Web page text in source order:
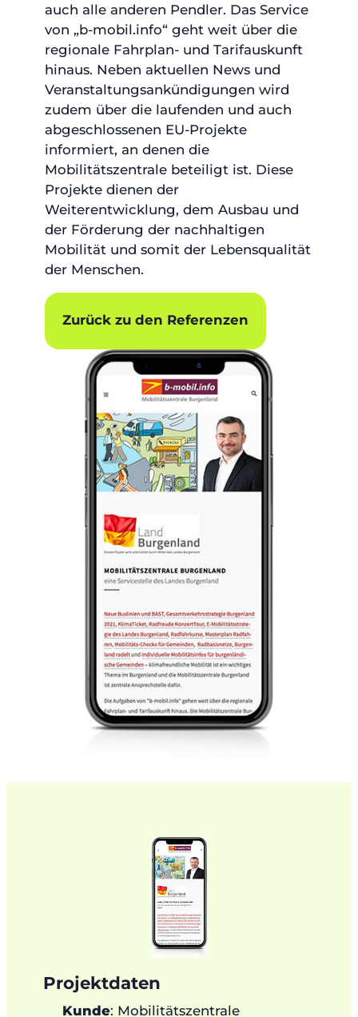
auch alle anderen Pendler. Das Service
von „b-mobil.info“ geht weit über die
regionale Fahrplan- und Tarifauskunft
hinaus. Neben aktuellen News und
Veranstaltungsankündigungen wird
zudem über die laufenden und auch
abgeschlossenen EU-Projekte
informiert, an denen die
Mobilitätszentrale beteiligt ist. Diese
Projekte dienen der
Weiterentwicklung, dem Ausbau und
der Förderung der nachhaltigen
Mobilität und somit der Lebensqualität
der Menschen.
Zurück zu den Referenzen
Projektdaten
Kunde: Mobilitätszentrale